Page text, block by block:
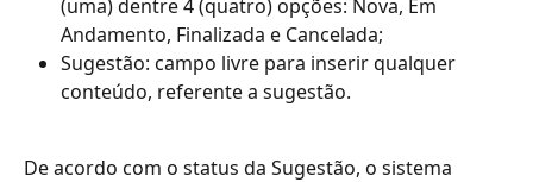
(uma) dentre 4 (quatro) opções: Nova, Em
Andamento, Finalizada e Cancelada;
Sugestão: campo livre para inserir qualquer
conteúdo, referente a sugestão.
De acordo com o status da Sugestão, o sistema